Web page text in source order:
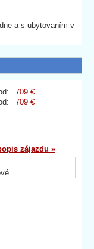
a s ubytovaním v
709 €
709 €
zájazdu »